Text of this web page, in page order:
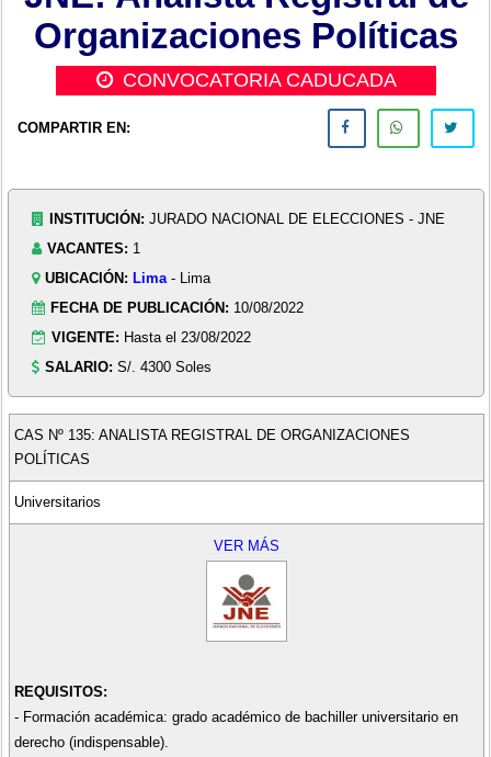
Organizaciones Políticas
CONVOCATORIA CADUCADA
COMPARTIR EN:
INSTITUCIÓN: JURADO NACIONAL DE ELECCIONES - JNE
VACANTES: 1
UBICACIÓN: Lima - Lima
FECHA DE PUBLICACIÓN: 10/08/2022
VIGENTE: Hasta el 23/08/2022
SALARIO: S/. 4300 Soles
CAS Nº 135: ANALISTA REGISTRAL DE ORGANIZACIONES
POLÍTICAS
Universitarios
VER MÁS
REQUISITOS:
- Formación académica: grado académico de bachiller universitario en
derecho (indispensable).